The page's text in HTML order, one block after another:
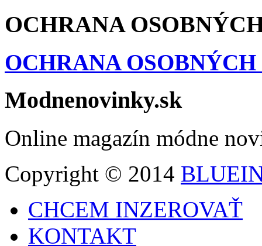
OCHRANA
OCHRANA
Modnenovinky.sk
Online magazín módne
Copyright © 2014
CHCEM INZEROVAŤ
KONTAKT